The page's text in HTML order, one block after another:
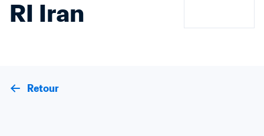
RI Iran
Retour